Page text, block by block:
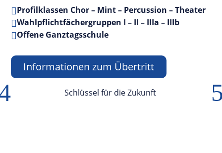
Profilklassen Chor – Mint – Percussion – Theater
Wahlpflichtfächergruppen I – II – IIIa – IIIb
Offene Ganztagsschule
Informationen zum Übertritt
Schlüssel für die Zukunft